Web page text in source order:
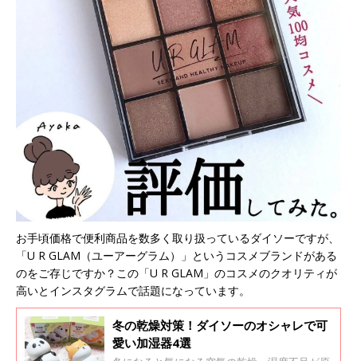
お手頃価格で便利商品を数多く取り扱っているダイソーですが、
「U R GLAM（ユーアーグラム）」というコスメブランドがある
のをご存じですか？この「U R GLAM」のコスメのクオリティが
高いとインスタグラムで話題になっています。
冬の乾燥対策！ダイソーのオシャレで可
愛い加湿器4選